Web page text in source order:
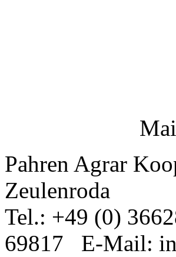
Pahren Agrar
Zeulenroda
Tel.: +49 (0)
69817 E-Mail: